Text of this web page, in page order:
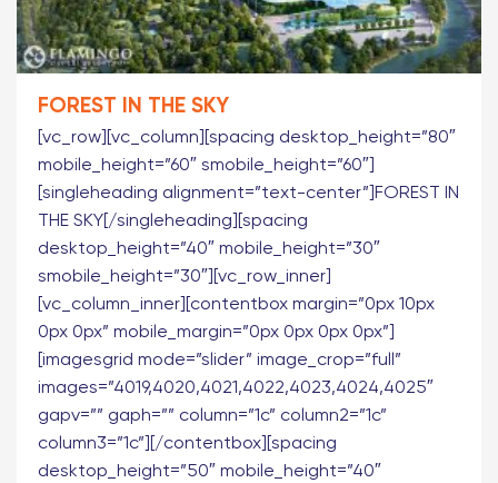
FOREST IN THE SKY
[vc_row][vc_column][spacing desktop_height=”80″
mobile_height=”60″ smobile_height=”60″]
[singleheading alignment=”text-center”]FOREST IN
THE SKY[/singleheading][spacing
desktop_height=”40″ mobile_height=”30″
smobile_height=”30″][vc_row_inner]
[vc_column_inner][contentbox margin=”0px 10px
0px 0px” mobile_margin=”0px 0px 0px 0px”]
[imagesgrid mode=”slider” image_crop=”full”
images=”4019,4020,4021,4022,4023,4024,4025″
gapv=”” gaph=”” column=”1c” column2=”1c”